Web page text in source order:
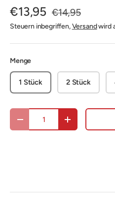
€13,95 €14,95
Steuern inbegriffen,Versandwird
Menge
1 Stück 2 Stück
Anzahl
Menge verringernMenge erhöhen